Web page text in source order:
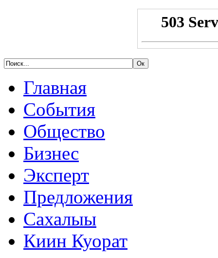
Главная
События
Общество
Бизнес
Эксперт
Предложения
Сахалыы
Киин Куорат